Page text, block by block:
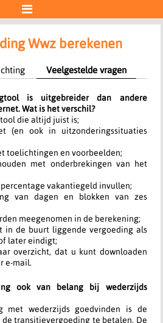

Wwz berekenen
Veelgestelde vragen
is uitgebreider dan andere
Wat is het verschil?
die altijd juist is;
(en ook in uitzonderingssituaties
toelichtingen en voorbeelden;
met onderbrekingen van het
vakantiegeld invullen;
van dagen en blokken van zes
meegenomen in de berekening;
in de buurt liggende vergoeding als
later eindigt;
overzicht, dat u kunt downloaden
e-mail.
ook van belang bij wederzijds
met wederzijds goedvinden is de
transitievergoeding te betalen. De